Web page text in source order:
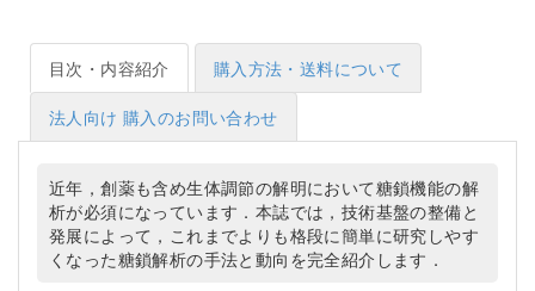
目次・内容紹介 購入方法・送料について
法人向け 購入のお問い合わせ
近年，創薬も含め生体調節の解明において糖鎖機能の解
析が必須になっています．本誌では，技術基盤の整備と
発展によって，これまでよりも格段に簡単に研究しやす
くなった糖鎖解析の手法と動向を完全紹介します．